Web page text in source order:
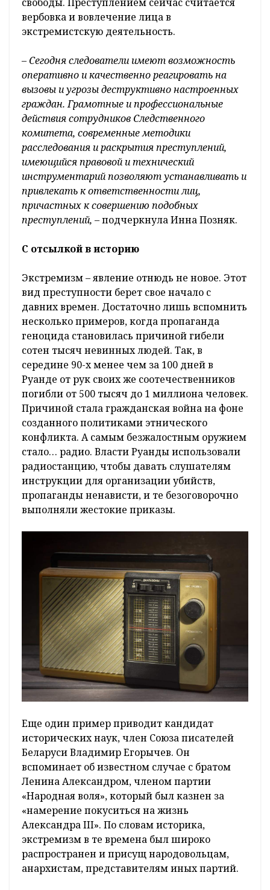
вербовка и вовлечение лица в
экстремистскую деятельность.
– Сегодня следователи имеют возможность
оперативно и качественно реагировать на
вызовы и угрозы деструктивно настроенных
граждан. Грамотные и профессиональные
действия сотрудников Следственного
комитета, современные методики
расследования и раскрытия преступлений,
имеющийся правовой и технический
инструментарий позволяют устанавливать и
привлекать к ответственности лиц,
причастных к совершению подобных
преступлений, –подчеркнула Инна Позняк.
С отсылкой в историю
Экстремизм – явление отнюдь не новое. Этот
вид преступности берет свое начало с
давних времен. Достаточно лишь вспомнить
несколько примеров, когда пропаганда
геноцида становилась причиной гибели
сотен тысяч невинных людей. Так, в
середине 90-х менее чем за 100 дней в
Руанде от рук своих же соотечественников
погибли от 500 тысяч до 1 миллиона человек.
Причиной стала гражданская война на фоне
созданного политиками этнического
конфликта. А самым безжалостным оружием
стало… радио. Власти Руанды использовали
радиостанцию, чтобы давать слушателям
инструкции для организации убийств,
пропаганды ненависти, и те безоговорочно
выполняли жестокие приказы.
Еще один пример приводит кандидат
исторических наук, член Союза писателей
Беларуси Владимир Егорычев. Он
вспоминает об известном случае с братом
Ленина Александром, членом партии
«Народная воля», который был казнен за
«намерение покуситься на жизнь
Александра III». По словам историка,
экстремизм в те времена был широко
распространен и присущ народовольцам,
анархистам, представителям иных партий.